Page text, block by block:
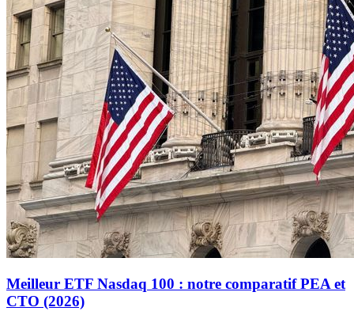
Meilleur ETF Nasdaq 100 : notre comparatif PEA et
CTO (2026)